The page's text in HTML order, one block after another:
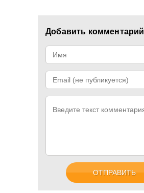
Добавить комментарий